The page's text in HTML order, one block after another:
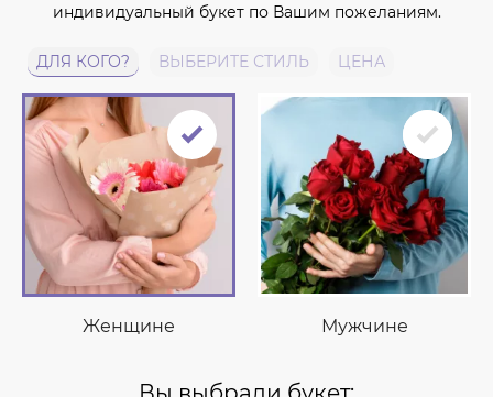
индивидуальный букет по Вашим пожеланиям.
ДЛЯ КОГО? ВЫБЕРИТЕ СТИЛЬ ЦЕНА
Женщине Мужчине